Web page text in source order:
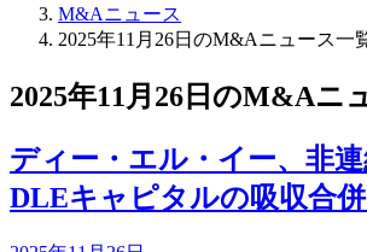
M&Aニュース
2025年11月26日のM&Aニュース一
2025年11月26日のM&Aニ
ディー・エル・イー、非
DLEキャピタルの吸収合